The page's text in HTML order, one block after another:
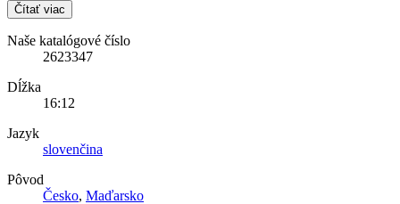
Čítať viac
Naše katalógové číslo
2623347
Dĺžka
16:12
Jazyk
slovenčina
Pôvod
Česko, Maďarsko